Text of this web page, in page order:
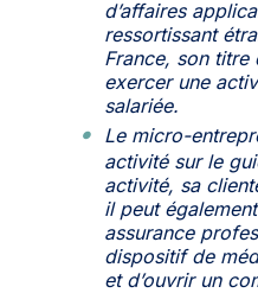
d’affaires
ressortissant
France, son titre
exercer une
salariée.
Le micro-
activité sur le
activité, sa
il peut
assurance
dispositif de
et d’ouvrir un